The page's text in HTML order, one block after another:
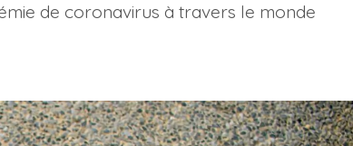
de coronavirus à travers le monde